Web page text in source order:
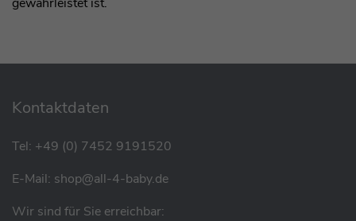
Kontaktdaten
Tel: +49 (0) 7452 9191520
E-Mail: shop@all-4-baby.de
Wir sind für Sie erreichbar: